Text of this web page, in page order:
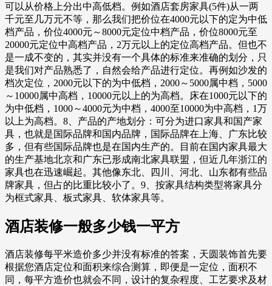
可以从价格上分出中高低档。例如酒店套房家具(5件)从一两
千元至几万元不等，那么我们把价位在4000元以下的定为中低
档产品，价位4000元～8000元定位中档产品，价位8000元至
20000元定位中高档产品，2万元以上的定位高档产品。但也不
是一成不变的，其实并没有一个具体的标准来准确的划分，只
是我们对产品熟悉了，自然会给产品进行定位。再例如沙发的
档次定位，2000元以下的为中低档，2000～5000属中档，5000
～10000属中高档，10000元以上的为高档。床在1000元以下的
为中低档，1000～4000元为中档，4000至10000为中高档，1万
以上为高档。8、产品的产地划分：可分为进口家具和国产家
具，也就是国际品牌和国内品牌，国际品牌在上海、广东比较
多，但有些国际品牌也是在国内生产的。目前在国内家具最大
的生产基地北京和广东已形成南北家具联盟，但近几年浙江的
家具也在迅速崛起。其他像东北、四川、河北、山东都有些品
牌家具，但占的比重比较小了。9、按家具结构类型将家具分
为框式家具、板式家具、软体家具等。
酒店装修一般多少钱一平方
酒店装修每平米造价多少并没有标准的答案，天圆装饰首先要
根据您酒店定位和面积来综合测算，即便是一定位，面积不
同，每平方造价也就会不同，设计的复杂程度、工艺要求及材